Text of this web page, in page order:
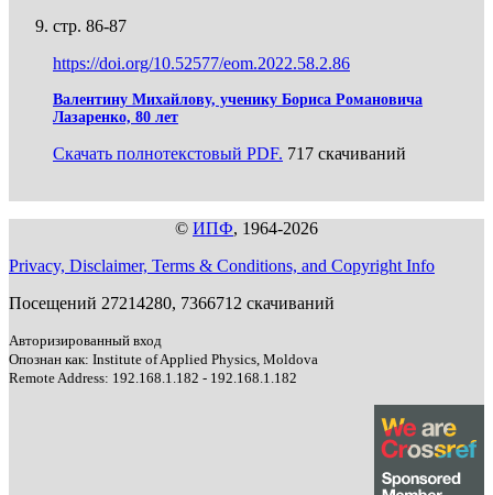
стр. 86-87
https://doi.org/10.52577/eom.2022.58.2.86
Валентину Михайлову, ученику Бориса Романовича
Лазаренко, 80 лет
Скачать полнотекстовый PDF. 717 скачиваний
© ИПФ, 1964-2026
Privacy, Disclaimer, Terms & Conditions, and Copyright Info
Посещений 27214280, 7366712 скачиваний
Авторизированный вход
Опознан как: Institute of Applied Physics, Moldova
Remote Address: 192.168.1.182 - 192.168.1.182